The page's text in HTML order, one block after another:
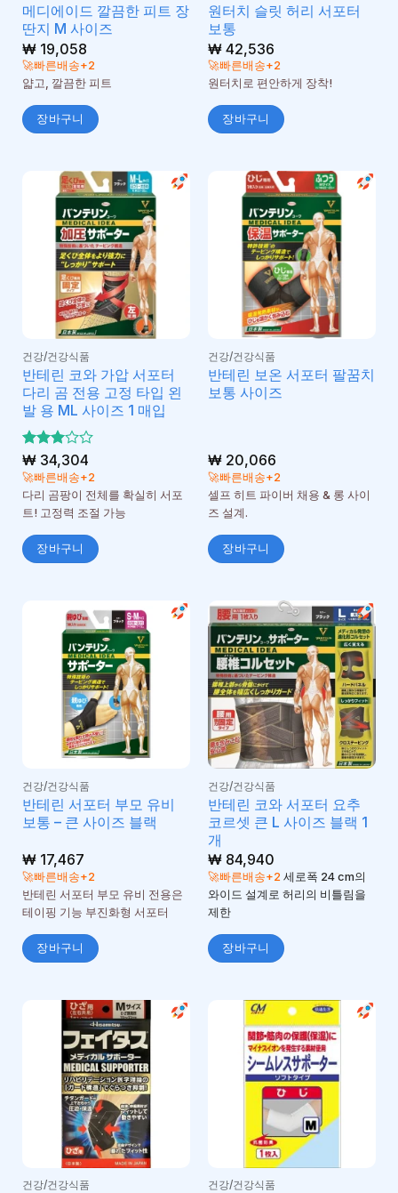
메디에이드 깔끔한 피트 장
딴지 M 사이즈
₩19,058
🚀빠른배송+2
얇고, 깔끔한 피트
장바구니
원터치 슬릿 허리 서포터
보통
₩42,536
🚀빠른배송+2
원터치로 편안하게 장착!
장바구니
건강/건강식품
반테린 코와 가압 서포터
다리 곰 전용 고정 타입 왼
발 용 ML 사이즈 1 매입
5 중에
서3
로 평
가됨
₩34,304
🚀빠른배송+2
다리 곰팡이 전체를 확실히 서포
트! 고정력 조절 가능
장바구니
건강/건강식품
반테린 보온 서포터 팔꿈치
보통 사이즈
₩20,066
🚀빠른배송+2
셀프 히트 파이버 채용 & 롱 사이
즈 설계.
장바구니
건강/건강식품
반테린 서포터 부모 유비
보통 – 큰 사이즈 블랙
₩17,467
🚀빠른배송+2
반테린 서포터 부모 유비 전용은
테이핑 기능 부진화형 서포터
장바구니
건강/건강식품
반테린 코와 서포터 요추
코르셋 큰 L 사이즈 블랙 1
개
₩84,940
🚀빠른배송+2 세로폭 24 cm의
와이드 설계로 허리의 비틀림을
제한
장바구니
건강/건강식품 건강/건강식품